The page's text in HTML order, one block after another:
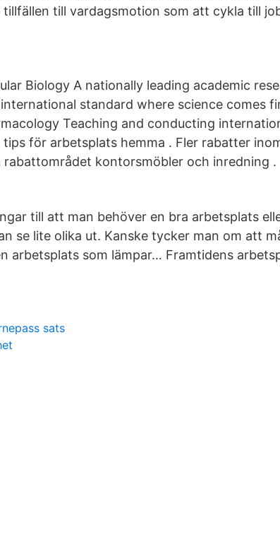
till vardagsmotion som att cykla till
Biology A nationally leading academic
standard where science comes
Teaching and conducting
för arbetsplats hemma . Fler rabatter
rabattområdet kontorsmöbler och inredning .
till att man behöver en bra arbetsplats
se lite olika ut. Kanske tycker man om att
arbetsplats som lämpar… Framtidens
sats